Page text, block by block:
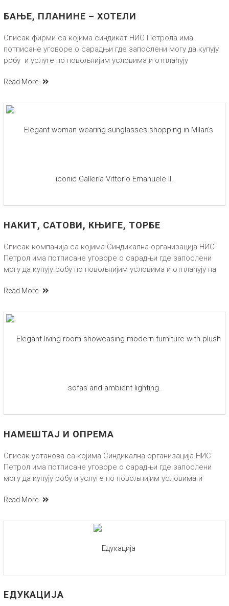
БАЊЕ, ПЛАНИНЕ – ХОТЕЛИ
Списак фирми са којима синдикат НИС Петрола има
потписане уговоре о сарадњи где запослени могу да купују
робу и услуге по повољнијим условима и отплаћују
Read More
НАКИТ, САТОВИ, КЊИГЕ, ТОРБЕ
Списак компанија са којима Синдикална организација НИС
Петрол има потписане уговоре о сарадњи где запослени
могу да купују робу по повољнијим условима и отплаћују на
Read More
НАМЕШТАЈ И ОПРЕМА
Списак установа са којима Синдикална организација НИС
Петрол има потписане уговоре о сарадњи где запослени
могу да купују робу и услуге по повољнијим условима и
Read More
ЕДУКАЦИЈА